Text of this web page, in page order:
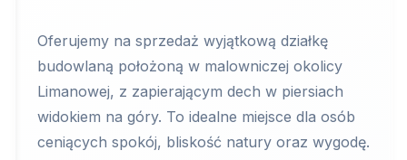
Oferujemy na sprzedaż wyjątkową działkę
budowlaną położoną w malowniczej okolicy
Limanowej, z zapierającym dech w piersiach
widokiem na góry. To idealne miejsce dla osób
ceniących spokój, bliskość natury oraz wygodę.